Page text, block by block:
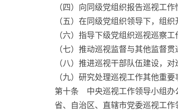
（四）向同级党组织报告巡视工作
（五）在同级党组织领导下，组织
（六）指导下级党组织巡视巡察工
（七）推动巡视监督与其他监督贯
（八）推进巡视干部队伍建设，对
（九）研究处理巡视工作其他重要
第十条 中央巡视工作领导小组办公
省、自治区、直辖市党委巡视工作